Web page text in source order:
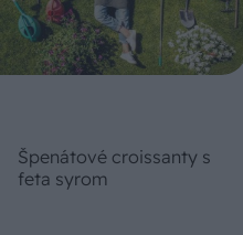
Špenátové croissanty s
feta syrom